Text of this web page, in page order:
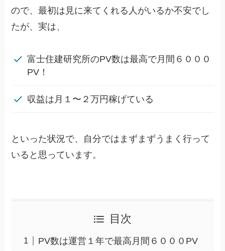
ので、最初は見に来てくれる人がいるか不安でし
たが、実は、
富士住建研究所のPV数は最高で月間６０００
PV！
収益は月１〜２万円稼げている
といった状況で、自分ではまずまずうまく行って
いると思っています。
目次
PV数は運営１年で最高月間６０００PV